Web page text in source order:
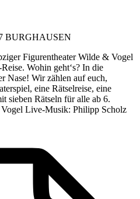
BURGHAUSEN
Figurentheater Wilde & Vogel
Wohin geht‘s? In die
Nase! Wir zählen auf euch,
eine Rätselreise, eine
sieben Rätseln für alle ab 6.
Live-Musik: Philipp Scholz